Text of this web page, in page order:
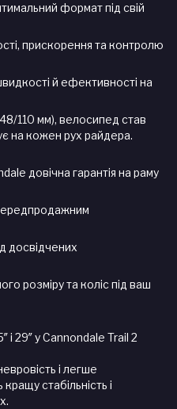
формат під свій
прискорення та контролю
й ефективності на
110 мм), велосипед став
на кожен рух райдера.
довічна гарантія на раму
досвідчених
розміру та коліс під ваш
і 29″ у Cannondale Trail 2
і легше
стабільність і